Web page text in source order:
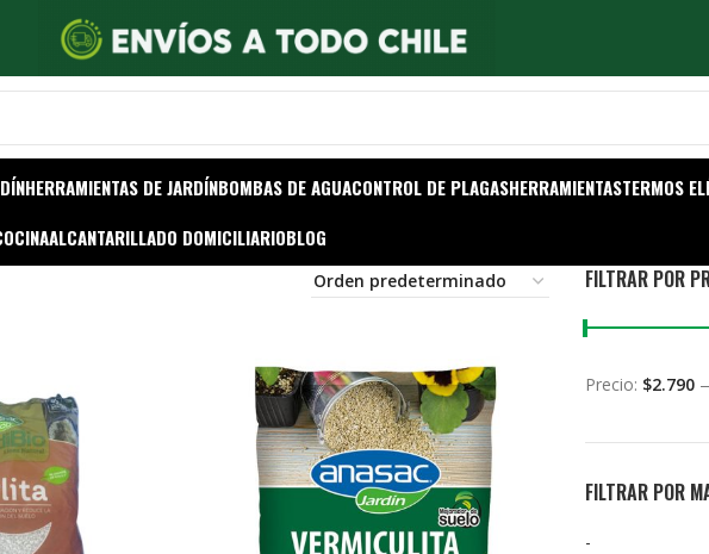
HERRAMIENTAS DE JARDÍNBOMBAS DE AGUACONTROL DE PLAGASHERRAMIENTASTERMOS
ALCANTARILLADO DOMICILIARIOBLOG
FILTRAR POR
Precio: $2.790
FILTRAR POR
-